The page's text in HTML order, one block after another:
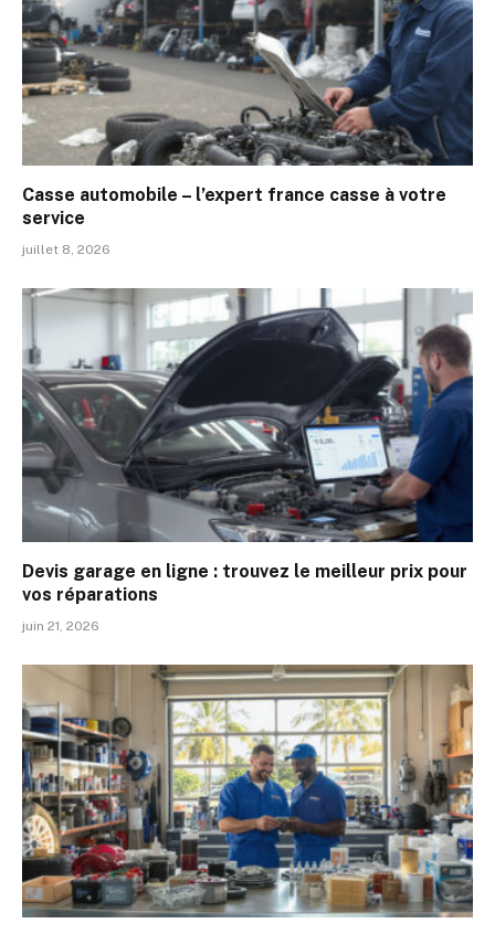
Casse automobile – l’expert france casse à votre
service
juillet 8, 2026
Devis garage en ligne : trouvez le meilleur prix pour
vos réparations
juin 21, 2026